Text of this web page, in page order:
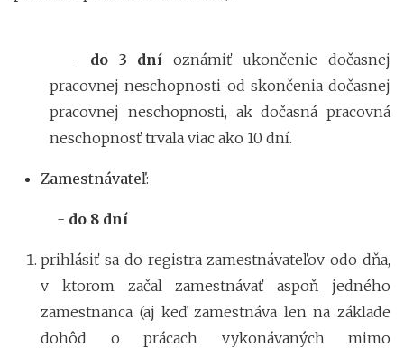
- do 3 dníoznámiť ukončenie dočasnej
pracovnej neschopnosti od skončenia dočasnej
pracovnej neschopnosti, ak dočasná pracovná
neschopnosť trvala viac ako 10 dní.
Zamestnávateľ:
- do 8 dní
prihlásiť sa do registra zamestnávateľov odo dňa,
v ktorom začal zamestnávať aspoň jedného
zamestnanca (aj keď zamestnáva len na základe
dohôd o prácach vykonávaných mimo